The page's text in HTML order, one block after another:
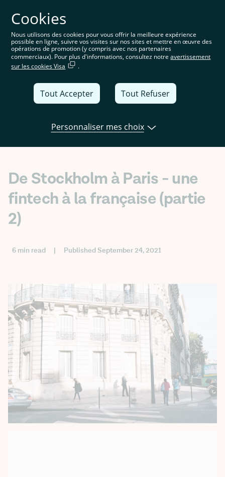
Vous êtes sur le site français. Choisissez votre pays ou
votre région pour voir le contenu spécifique à
l'emplacement
France
United
Global
España
Open banking Produits
De Stockholm à Paris - une
fintech à la française (partie
2)
6 min read | Published September 24, 2021
Cookies
Nous utilisons des cookies pour vous offrir la meilleure expérience
possible en ligne, suivre vos visites sur nos sites et mettre en œuvre des
opérations de promotion (y compris avec nos partenaires
commerciaux). Pour plus d'informations, consultez notreavertissement
sur les cookies Visa
.
Tout Accepter Tout Refuser
Personnaliser mes choix